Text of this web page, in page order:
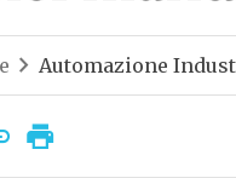
Automazione